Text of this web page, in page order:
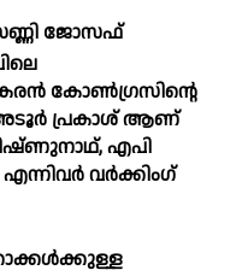
ജോസഫ്
കോണ്‍ഗ്രസിന്റെ
അടൂര്‍ പ്രകാശ് ആണ്
എപി
വര്‍ക്കിംഗ്